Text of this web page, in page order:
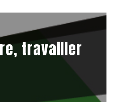
travailler